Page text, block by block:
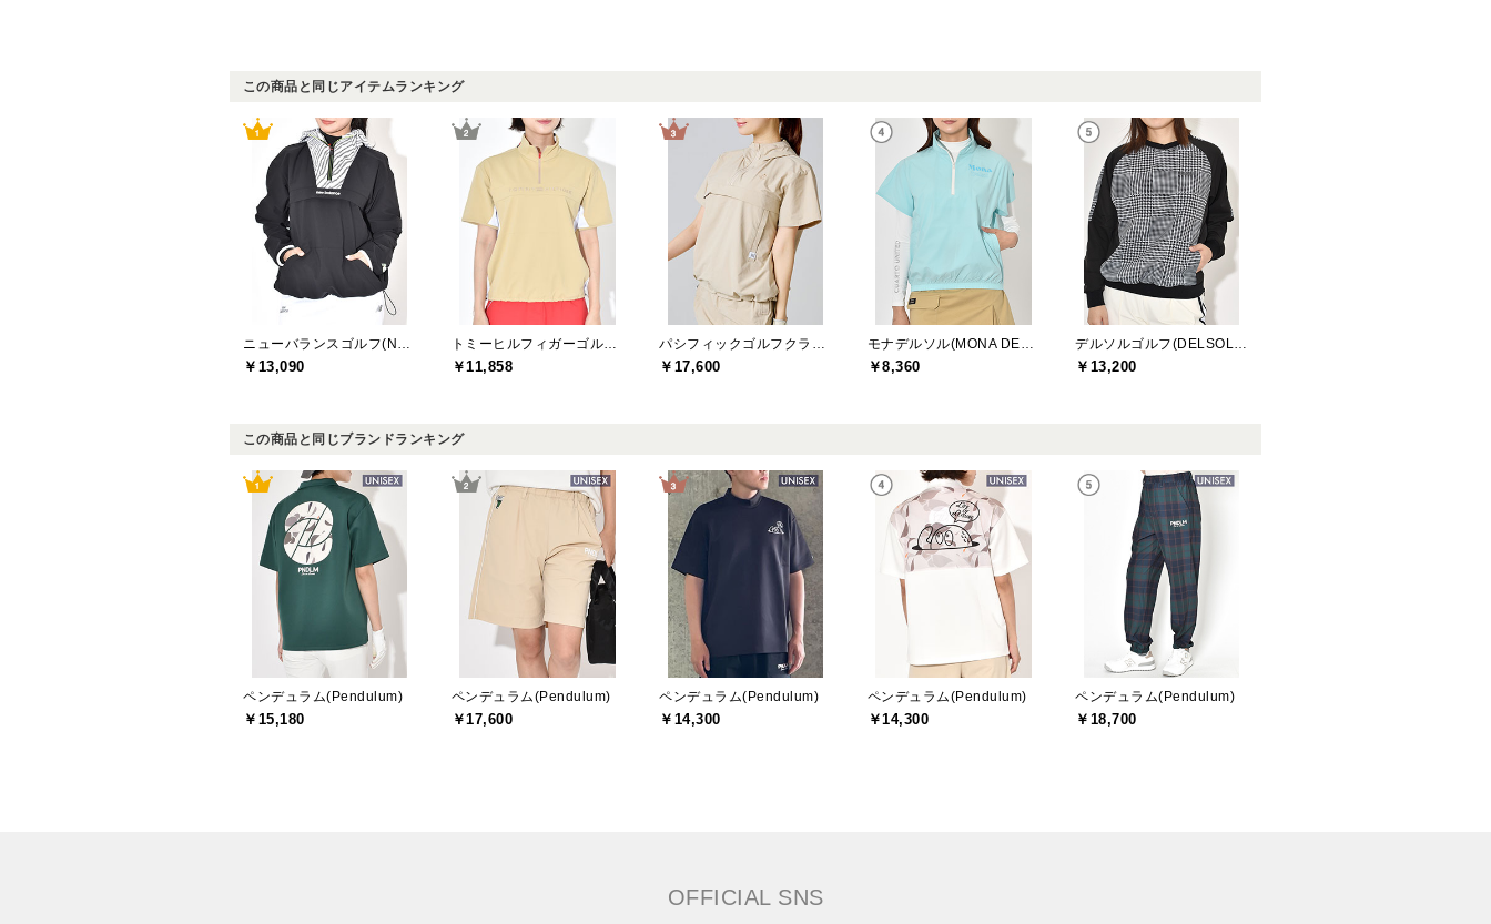
この商品と同じアイテムランキング
￥13,090 ￥11,858 ￥17,600 ￥8,360 ￥13,200
この商品と同じブランドランキング
ペンデュラム(Pendulum)
￥15,180
ペンデュラム(Pendulum)
￥17,600
ペンデュラム(Pendulum)
￥14,300
ペンデュラム(Pendulum)
￥14,300
ペンデュラム(Pendulum)
￥18,700
OFFICIAL SNS